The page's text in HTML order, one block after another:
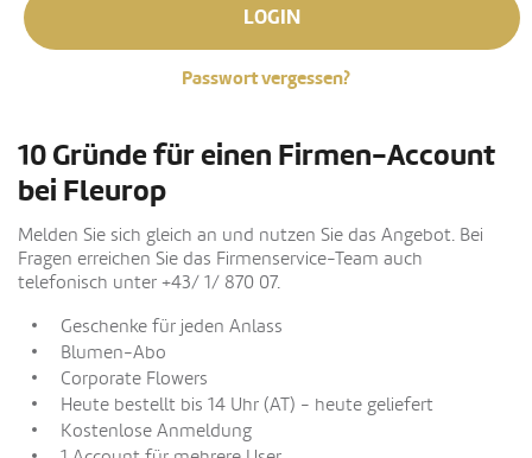
LOGIN
Passwort vergessen?
10 Gründe für einen Firmen-Account
bei Fleurop
Melden Sie sich gleich an und nutzen Sie das Angebot. Bei
Fragen erreichen Sie das Firmenservice-Team auch
telefonisch unter +43/ 1/ 870 07.
Geschenke für jeden Anlass
Blumen-Abo
Corporate Flowers
Heute bestellt bis 14 Uhr (AT) - heute geliefert
Kostenlose Anmeldung